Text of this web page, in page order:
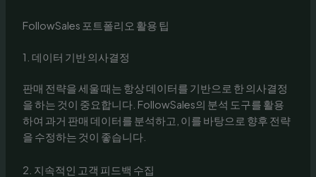
FollowSales 포트폴리오 활용 팁
1. 데이터 기반 의사결정
판매 전략을 세울 때는 항상 데이터를 기반으로 한 의사결정
을 하는 것이 중요합니다. FollowSales의 분석 도구를 활용
하여 과거 판매 데이터를 분석하고, 이를 바탕으로 향후 전략
을 수정하는 것이 좋습니다.
2. 지속적인 고객 피드백 수집